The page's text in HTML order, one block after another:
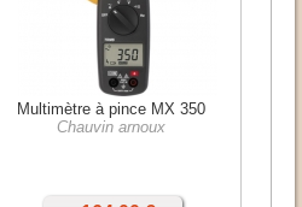
Multimètre à pince MX 350
Chauvin arnoux